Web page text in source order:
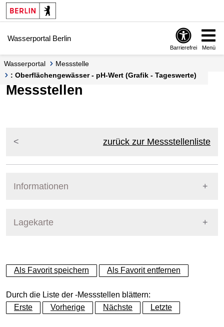
Springe zur Navigation
Springe zum Inhalt
Wasserportal Berlin
Barrierefrei Menü
Wasserportal
Messstelle
: Oberflächengewässer - pH-Wert (Grafik - Tageswerte)
Messstellen
zurück zur Messstellenliste
Informationen
Lagekarte
+
−
Als Favorit speichern Als Favorit entfernen
Durch die Liste der -Messstellen blättern:
Erste
Vorherige Nächste Letzte